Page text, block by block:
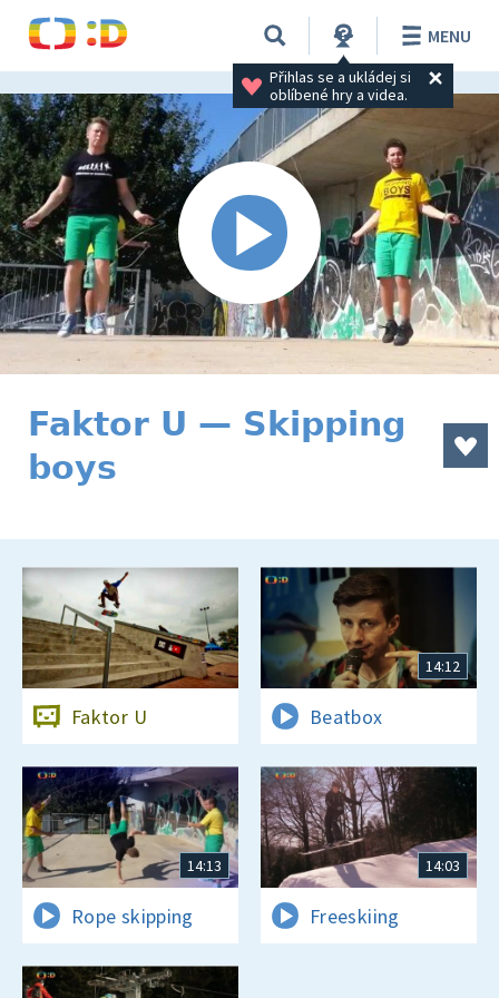
Přihlas se a ukládej si
oblíbené hry a videa.
MENU
Faktor U — Skipping
boys
Faktor U
14:12
Beatbox
14:13
Rope skipping
14:03
Freeskiing